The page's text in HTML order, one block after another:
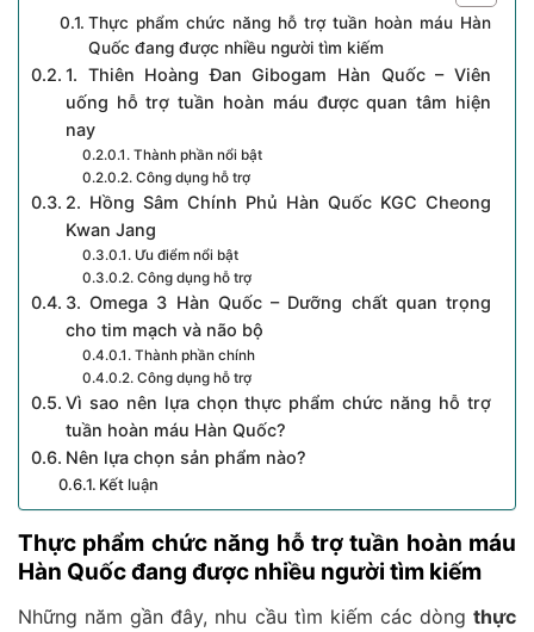
Thực phẩm chức năng hỗ trợ tuần hoàn máu Hàn
Quốc đang được nhiều người tìm kiếm
1. Thiên Hoàng Đan Gibogam Hàn Quốc – Viên
uống hỗ trợ tuần hoàn máu được quan tâm hiện
nay
Thành phần nổi bật
Công dụng hỗ trợ
2. Hồng Sâm Chính Phủ Hàn Quốc KGC Cheong
Kwan Jang
Ưu điểm nổi bật
Công dụng hỗ trợ
3. Omega 3 Hàn Quốc – Dưỡng chất quan trọng
cho tim mạch và não bộ
Thành phần chính
Công dụng hỗ trợ
Vì sao nên lựa chọn thực phẩm chức năng hỗ trợ
tuần hoàn máu Hàn Quốc?
Nên lựa chọn sản phẩm nào?
Kết luận
Thực phẩm chức năng hỗ trợ tuần hoàn máu
Hàn Quốc đang được nhiều người tìm kiếm
Những năm gần đây, nhu cầu tìm kiếm các dòng thực